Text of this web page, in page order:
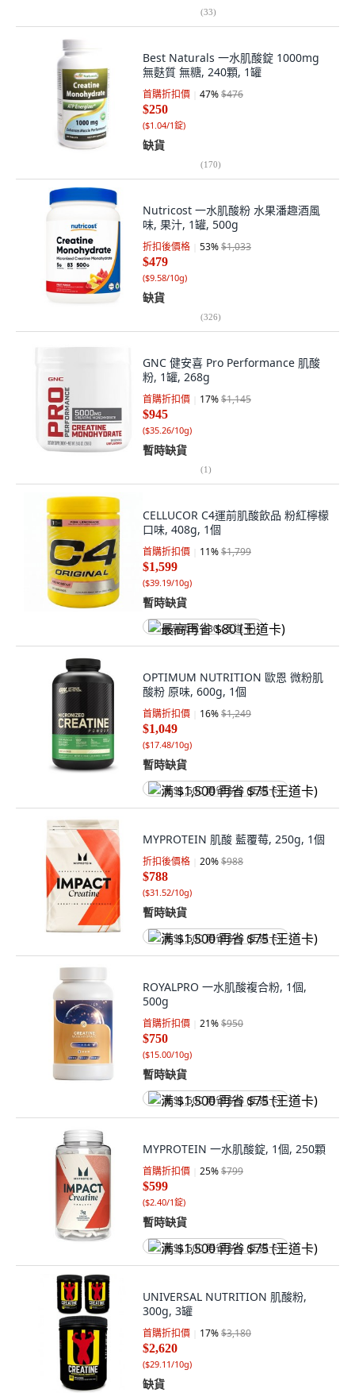
(33)
Best Naturals 一水肌酸錠 1000mg
無麩質 無糖, 240顆, 1罐
首購折扣價 47%$476
$250
($1.04/1錠)
缺貨
(170)
Nutricost 一水肌酸粉 水果潘趣酒風
味, 果汁, 1罐, 500g
折扣後價格 53%$1,033
$479
($9.58/10g)
缺貨
(326)
GNC 健安喜 Pro Performance 肌酸
粉, 1罐, 268g
首購折扣價 17%$1,145
$945
($35.26/10g)
暫時缺貨
(1)
CELLUCOR C4運前肌酸飲品 粉紅檸檬
口味, 408g, 1個
首購折扣價 11%$1,799
$1,599
($39.19/10g)
暫時缺貨
最高再省 $80 (王道卡)
OPTIMUM NUTRITION 歐恩 微粉肌
酸粉 原味, 600g, 1個
首購折扣價 16%$1,249
$1,049
($17.48/10g)
暫時缺貨
满 $1,500 再省 $75 (王道卡)
MYPROTEIN 肌酸 藍覆莓, 250g, 1個
折扣後價格 20%$988
$788
($31.52/10g)
暫時缺貨
满 $1,500 再省 $75 (王道卡)
ROYALPRO 一水肌酸複合粉, 1個,
500g
首購折扣價 21%$950
$750
($15.00/10g)
暫時缺貨
满 $1,500 再省 $75 (王道卡)
MYPROTEIN 一水肌酸錠, 1個, 250顆
首購折扣價 25%$799
$599
($2.40/1錠)
暫時缺貨
满 $1,500 再省 $75 (王道卡)
UNIVERSAL NUTRITION 肌酸粉,
300g, 3罐
首購折扣價 17%$3,180
$2,620
($29.11/10g)
缺貨